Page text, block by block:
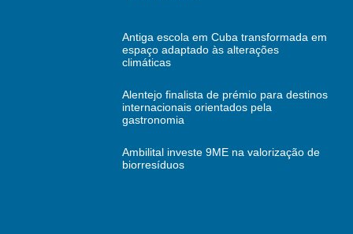
Antiga escola em Cuba transformada em
espaço adaptado às alterações
climáticas
Alentejo finalista de prémio para destinos
internacionais orientados pela
gastronomia
Ambilital investe 9ME na valorização de
biorresíduos